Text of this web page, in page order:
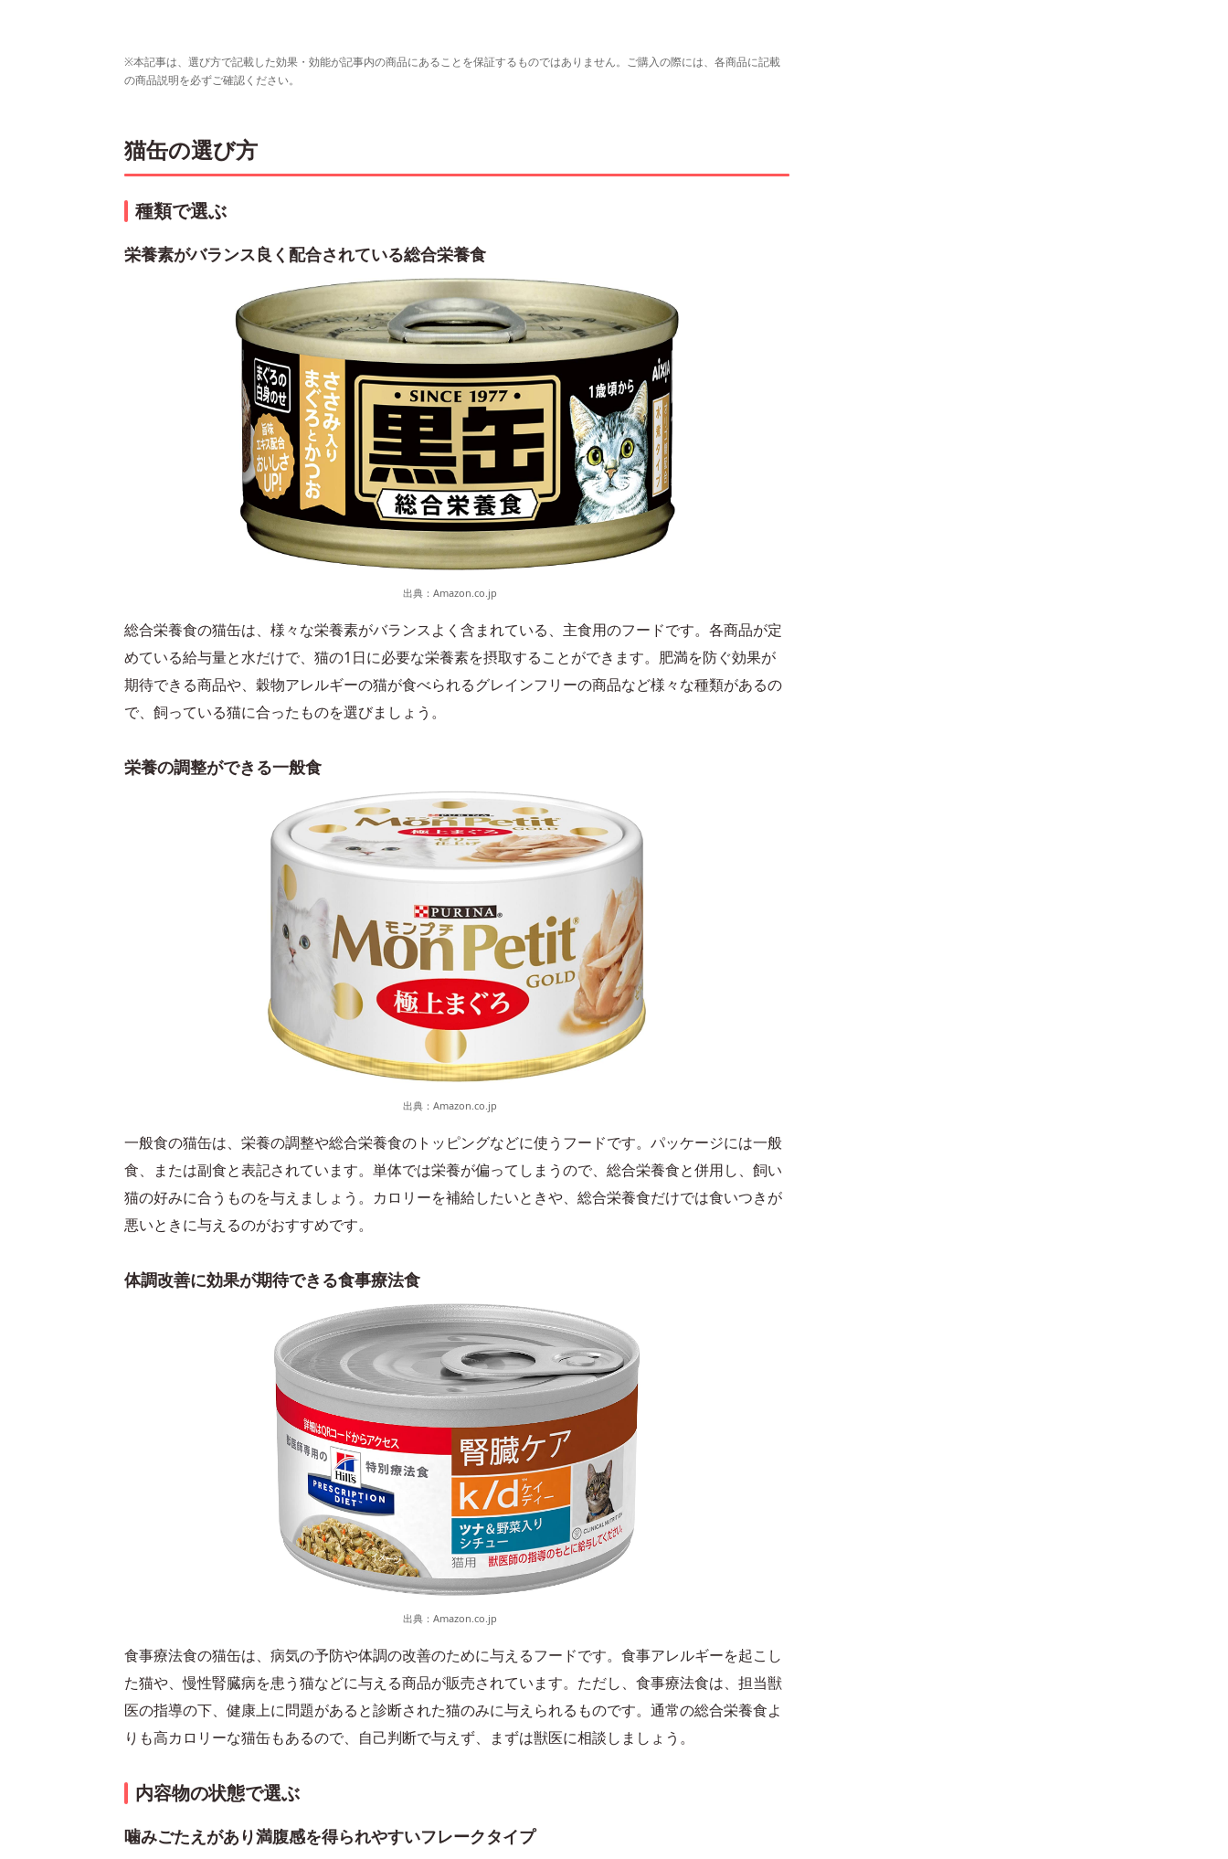
※本記事は、選び方で記載した効果・効能が記事内の商品にあることを保証するものではありません。ご購入の際には、各商品に記載
の商品説明を必ずご確認ください。
猫缶の選び方
種類で選ぶ
栄養素がバランス良く配合されている総合栄養食
出典： Amazon.co.jp
総合栄養食の猫缶は、様々な栄養素がバランスよく含まれている、主食用のフードです。各商品が定
めている給与量と水だけで、猫の1日に必要な栄養素を摂取することができます。肥満を防ぐ効果が
期待できる商品や、穀物アレルギーの猫が食べられるグレインフリーの商品など様々な種類があるの
で、飼っている猫に合ったものを選びましょう。
栄養の調整ができる一般食
出典： Amazon.co.jp
一般食の猫缶は、栄養の調整や総合栄養食のトッピングなどに使うフードです。パッケージには一般
食、または副食と表記されています。単体では栄養が偏ってしまうので、総合栄養食と併用し、飼い
猫の好みに合うものを与えましょう。カロリーを補給したいときや、総合栄養食だけでは食いつきが
悪いときに与えるのがおすすめです。
体調改善に効果が期待できる食事療法食
出典： Amazon.co.jp
食事療法食の猫缶は、病気の予防や体調の改善のために与えるフードです。食事アレルギーを起こし
た猫や、慢性腎臓病を患う猫などに与える商品が販売されています。ただし、食事療法食は、担当獣
医の指導の下、健康上に問題があると診断された猫のみに与えられるものです。通常の総合栄養食よ
りも高カロリーな猫缶もあるので、自己判断で与えず、まずは獣医に相談しましょう。
内容物の状態で選ぶ
噛みごたえがあり満腹感を得られやすいフレークタイプ